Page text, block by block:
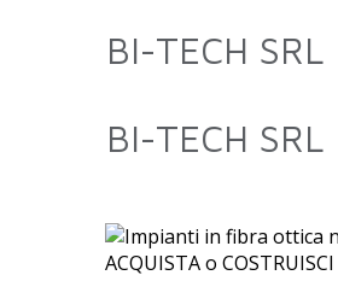
BI-TECH SRL
BI-TECH SRL